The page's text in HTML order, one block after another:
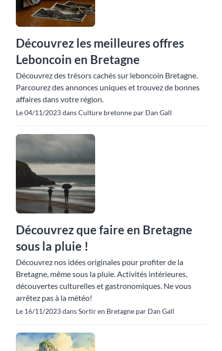
Découvrez les meilleures offres
Leboncoin en Bretagne
Découvrez des trésors cachés sur leboncoin Bretagne.
Parcourez des annonces uniques et trouvez de bonnes
affaires dans votre région.
Le 04/11/2023 dans Culture bretonne par Dan Gall
Découvrez que faire en Bretagne
sous la pluie !
Découvrez nos idées originales pour profiter de la
Bretagne, même sous la pluie. Activités intérieures,
découvertes culturelles et gastronomiques. Ne vous
arrêtez pas à la météo!
Le 16/11/2023 dans Sortir en Bretagne par Dan Gall